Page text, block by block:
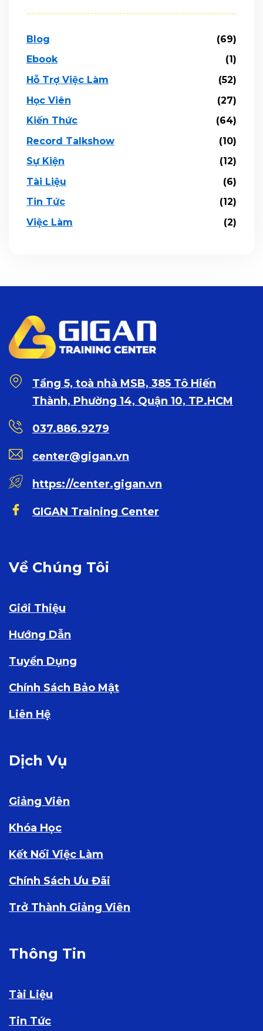
Blog
(69)
Ebook
(1)
Hỗ Trợ Việc Làm
(52)
Học Viên
(27)
Kiến Thức
(64)
Record Talkshow
(10)
Sự Kiện
(12)
Tài Liệu
(6)
Tin Tức
(12)
Việc Làm
(2)
Tầng 5, toà nhà MSB, 385 Tô Hiến
Thành, Phường 14, Quận 10, TP.HCM
037.886.9279
center@gigan.vn
https://center.gigan.vn
GIGAN Training Center
Về Chúng Tôi
Giới Thiệu
Hướng Dẫn
Tuyển Dụng
Chính Sách Bảo Mật
Liên Hệ
Dịch Vụ
Giảng Viên
Khóa Học
Kết Nối Việc Làm
Chính Sách Ưu Đãi
Trở Thành Giảng Viên
Thông Tin
Tài Liệu
Tin Tức